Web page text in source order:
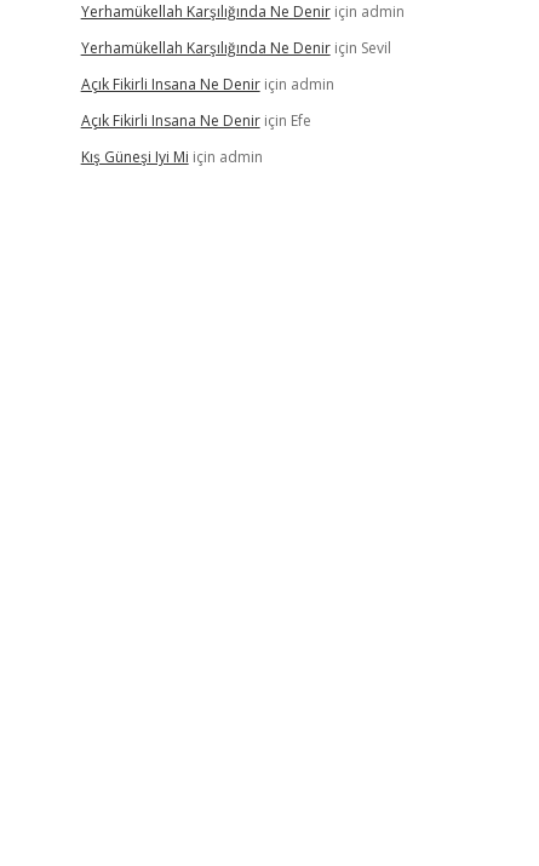
Yerhamükellah Karşılığında Ne Deniriçin admin
Yerhamükellah Karşılığında Ne Deniriçin Sevil
Açık Fikirli Insana Ne Deniriçin admin
Açık Fikirli Insana Ne Deniriçin Efe
Kış Güneşi Iyi Mi için admin